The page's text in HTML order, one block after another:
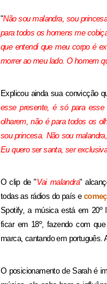
"Não sou malandra, sou
para todos os homens me
que entendi que meu corpo é
morrer ao meu lado. O homem
Explicou ainda sua convicção
esse presente, é só para
olharem, não é para todos os
sou princesa. Não sou
Eu quero ser santa, ser
O clip de "Vai malandra"
todas as rádios do país e
Spotify, a música está em 20º
ficar em 18º, fazendo com
marca, cantando em português.
O posicionamento de Sarah é